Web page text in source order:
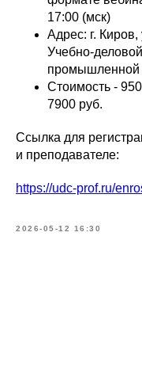
17:00 (мск)
Адрес: г.
Учебно-
промышленной
Стоимость -
7900 руб.
Ссылка для
и преподавателе:
https://udc-prof.ru/
2026-05-12 16:30